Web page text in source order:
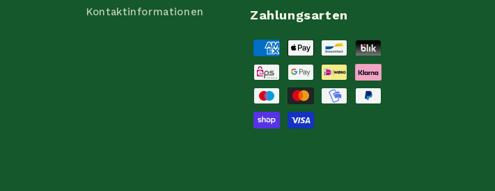
Kontaktinformationen
Zahlungsarten
Zahlungsmethoden